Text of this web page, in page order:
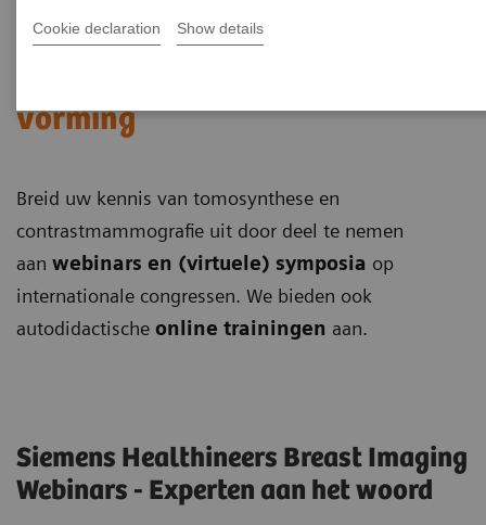
Cookie declaration Show details
vorming
Breid uw kennis van tomosynthese en
contrastmammografie uit door deel te nemen
aan webinars en (virtuele) symposia op
internationale congressen. We bieden ook
autodidactische online trainingen aan.
Siemens Healthineers Breast Imaging
Webinars - Experten aan het woord